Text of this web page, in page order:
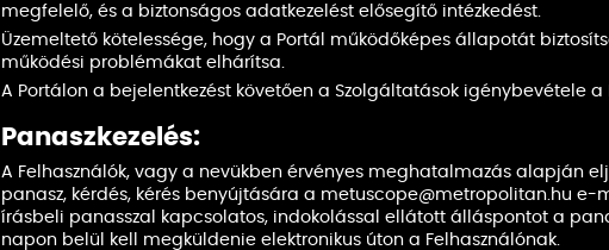
megfelelő, és a biztonságos adatkezelést elősegítő intézkedést.
Üzemeltető kötelessége, hogy a Portál működőképes állapotát
működési problémákat elhárítsa.
A Portálon a bejelentkezést követően a Szolgáltatások igénybevétele a
Panaszkezelés:
A Felhasználók, vagy a nevükben érvényes meghatalmazás alapján
panasz, kérdés, kérés benyújtására a metuscope@metropolitan.hu e-
írásbeli panasszal kapcsolatos, indokolással ellátott álláspontot a
napon belül kell megküldenie elektronikus úton a Felhasználónak.